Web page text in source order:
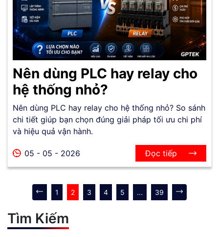
Nên dùng PLC hay relay cho
hệ thống nhỏ?
Nên dùng PLC hay relay cho hệ thống nhỏ? So sánh
chi tiết giúp bạn chọn đúng giải pháp tối ưu chi phí
và hiệu quả vận hành.
05 - 05 - 2026 Đọc tiếp
1 2 3 4 5 ... 39
Tìm Kiếm